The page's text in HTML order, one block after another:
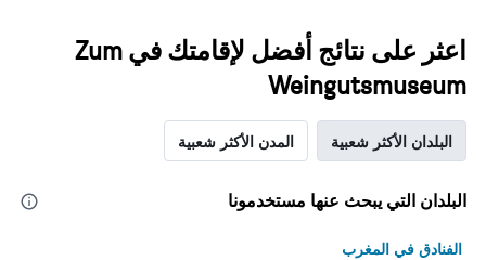
اعثر على نتائج أفضل لإقامتك في Zum
Weingutsmuseum
البلدان الأكثر شعبية المدن الأكثر شعبية
البلدان التي يبحث عنها مستخدمونا
الفنادق في المغرب